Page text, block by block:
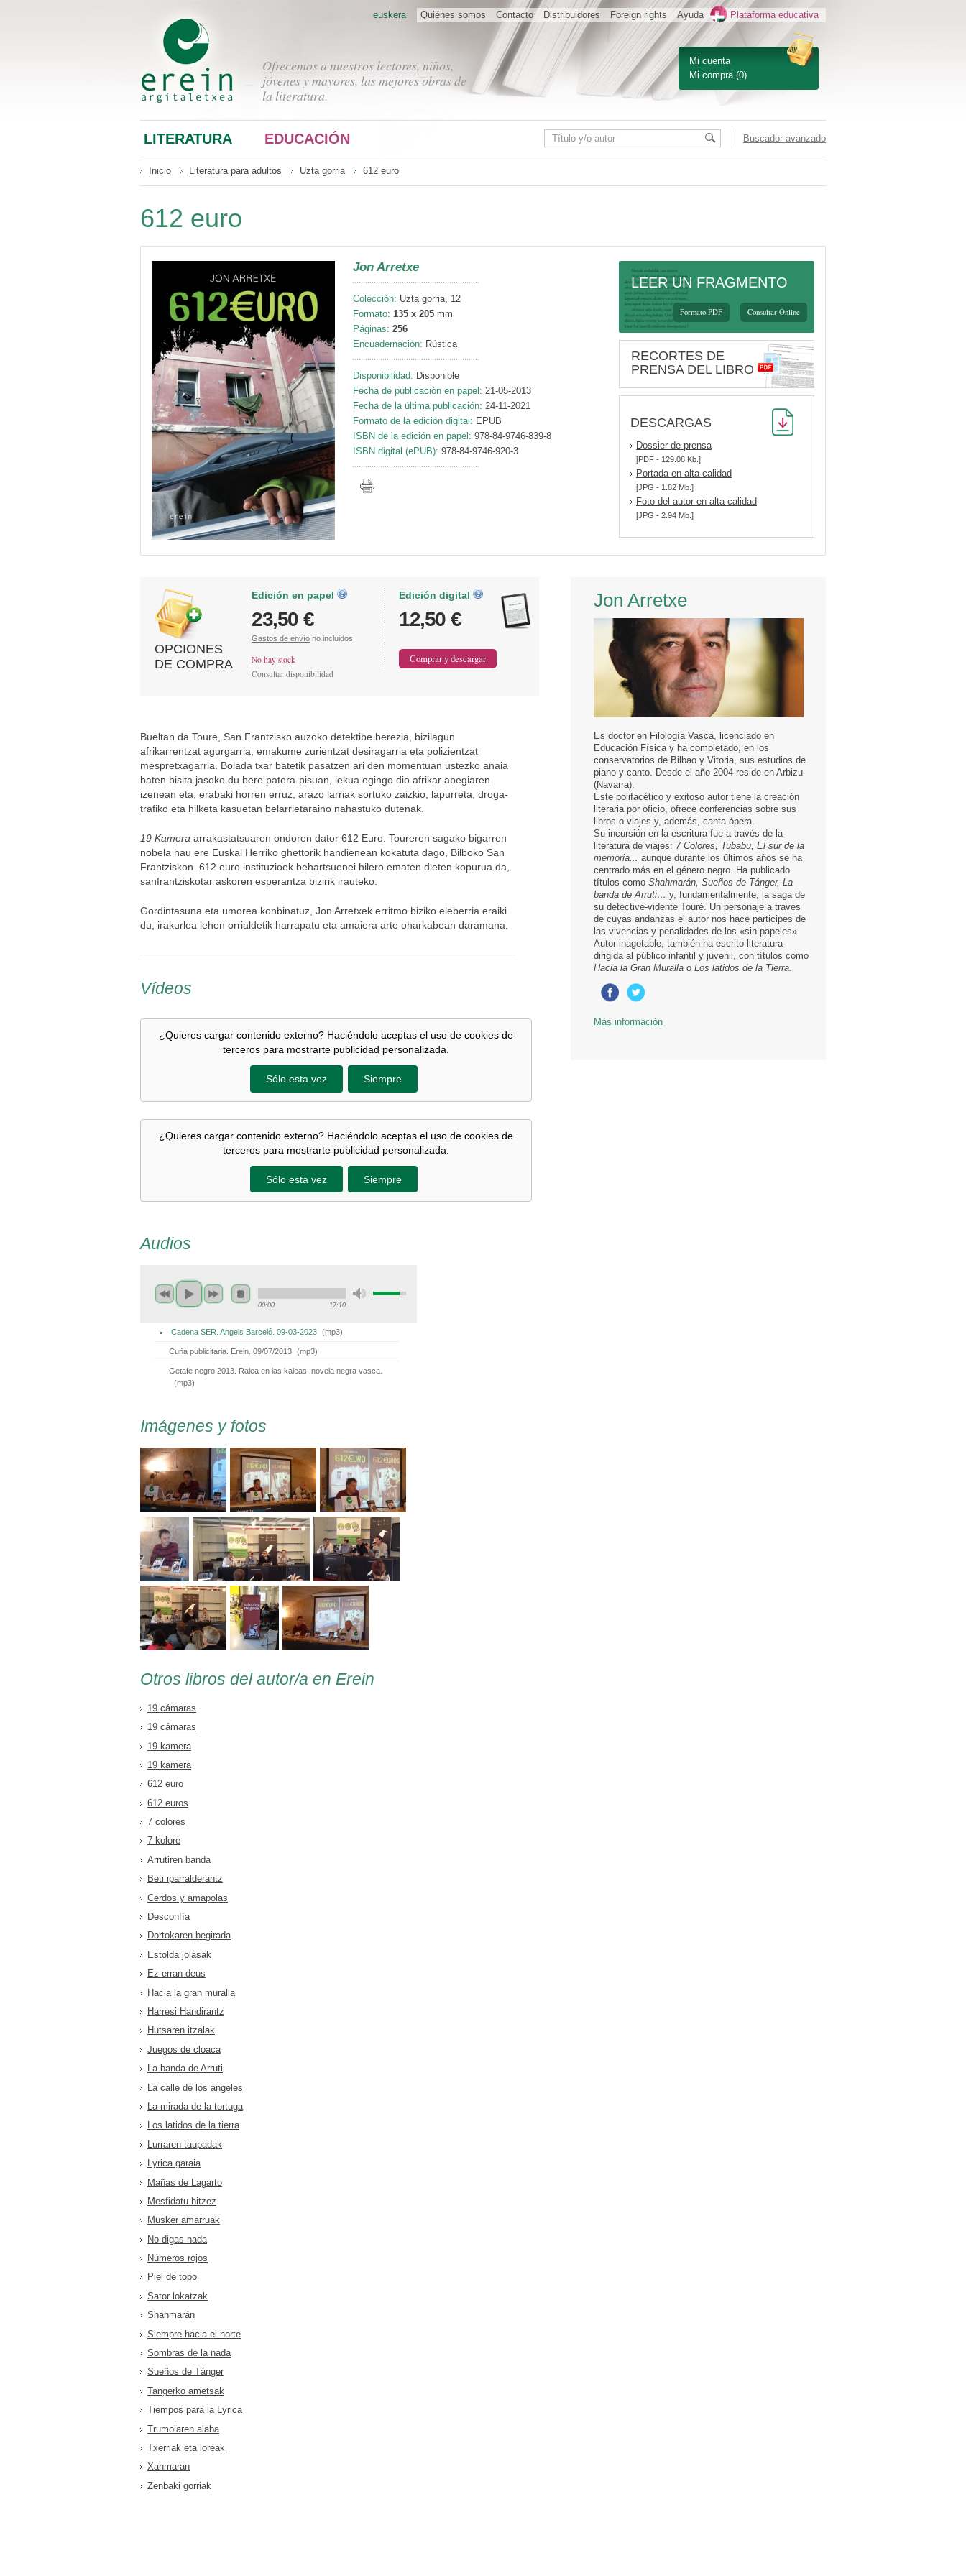
Mi cuenta
Mi compra (0)
Ofrecemos a nuestros lectores, niños,
jóvenes y mayores, las mejores obras de
la literatura.
Quiénes somos Contacto Distribuidores Foreign rights Ayuda Plataforma educativa
euskera
LITERATURA EDUCACIÓN Buscador avanzado
Inicio Literatura para adultos Uzta gorria 612 euro
612 euro
Jon Arretxe
Colección: Uzta gorria, 12
Formato: 135 x 205 mm
Páginas: 256
Encuadernación: Rústica
Disponibilidad: Disponible
Fecha de publicación en papel: 21-05-2013
Fecha de la última publicación: 24-11-2021
Formato de la edición digital: EPUB
ISBN de la edición en papel: 978-84-9746-839-8
ISBN digital (ePUB): 978-84-9746-920-3
LEER UN FRAGMENTO
Consultar Online
Formato PDF
RECORTES DE
PRENSA DEL LIBRO
DESCARGAS
Dossier de prensa
[PDF - 129.08 Kb.]
Portada en alta calidad
[JPG - 1.82 Mb.]
Foto del autor en alta calidad
[JPG - 2.94 Mb.]
OPCIONES
DE COMPRA
Edición en papel
23,50 €
Gastos de envío no incluidos
No hay stock
Consultar disponibilidad
Edición digital
12,50 €
Bueltan da Toure, San Frantzisko auzoko detektibe berezia, bizilagun
afrikarrentzat agurgarria, emakume zurientzat desiragarria eta polizientzat
mespretxagarria. Bolada txar batetik pasatzen ari den momentuan ustezko anaia
baten bisita jasoko du bere patera-pisuan, lekua egingo dio afrikar abegiaren
izenean eta, erabaki horren erruz, arazo larriak sortuko zaizkio, lapurreta, droga-
trafiko eta hilketa kasuetan belarrietaraino nahastuko dutenak.
19 Kamera arrakastatsuaren ondoren dator 612 Euro. Toureren sagako bigarren
nobela hau ere Euskal Herriko ghettorik handienean kokatuta dago, Bilboko San
Frantziskon. 612 euro instituzioek behartsuenei hilero ematen dieten kopurua da,
sanfrantziskotar askoren esperantza bizirik irauteko.
Gordintasuna eta umorea konbinatuz, Jon Arretxek erritmo biziko eleberria eraiki
du, irakurlea lehen orrialdetik harrapatu eta amaiera arte oharkabean daramana.
Vídeos
¿Quieres cargar contenido externo? Haciéndolo aceptas el uso de cookies de
terceros para mostrarte publicidad personalizada.
Sólo esta vez Siempre
¿Quieres cargar contenido externo? Haciéndolo aceptas el uso de cookies de
terceros para mostrarte publicidad personalizada.
Sólo esta vez Siempre
Audios
00:00 17:10
Cadena SER. Angels Barceló. 09-03-2023 (mp3)
Cuña publicitaria. Erein. 09/07/2013 (mp3)
Getafe negro 2013. Ralea en las kaleas: novela negra vasca.
(mp3)
Imágenes y fotos
Otros libros del autor/a en Erein
19 cámaras
19 cámaras
19 kamera
19 kamera
612 euro
612 euros
7 colores
7 kolore
Arrutiren banda
Beti iparralderantz
Cerdos y amapolas
Desconfía
Dortokaren begirada
Estolda jolasak
Ez erran deus
Hacia la gran muralla
Harresi Handirantz
Hutsaren itzalak
Juegos de cloaca
La banda de Arruti
La calle de los ángeles
La mirada de la tortuga
Los latidos de la tierra
Lurraren taupadak
Lyrica garaia
Mañas de Lagarto
Mesfidatu hitzez
Musker amarruak
No digas nada
Números rojos
Piel de topo
Sator lokatzak
Shahmarán
Siempre hacia el norte
Sombras de la nada
Sueños de Tánger
Tangerko ametsak
Tiempos para la Lyrica
Trumoiaren alaba
Txerriak eta loreak
Xahmaran
Zenbaki gorriak
Jon Arretxe
Es doctor en Filología Vasca, licenciado en
Educación Física y ha completado, en los
conservatorios de Bilbao y Vitoria, sus estudios de
piano y canto. Desde el año 2004 reside en Arbizu
(Navarra).
Este polifacético y exitoso autor tiene la creación
literaria por oficio, ofrece conferencias sobre sus
libros o viajes y, además, canta ópera.
Su incursión en la escritura fue a través de la
literatura de viajes: 7 Colores, Tubabu, El sur de la
memoria... aunque durante los últimos años se ha
centrado más en el género negro. Ha publicado
títulos como Shahmarán, Sueños de Tánger, La
banda de Arruti… y, fundamentalmente, la saga de
su detective-vidente Touré. Un personaje a través
de cuyas andanzas el autor nos hace participes de
las vivencias y penalidades de los «sin papeles».
Autor inagotable, también ha escrito literatura
dirigida al público infantil y juvenil, con títulos como
Hacia la Gran Muralla o Los latidos de la Tierra.
Más información